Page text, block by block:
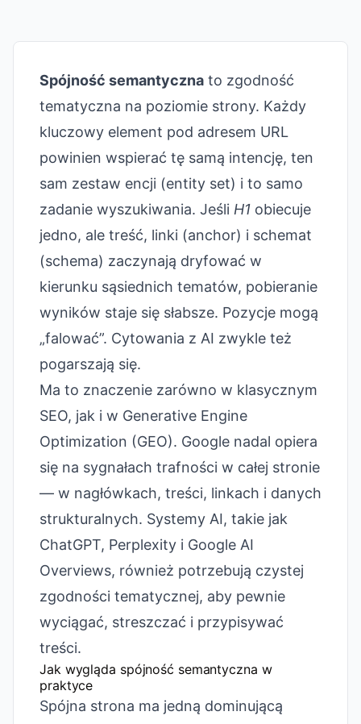
Spójność semantyczna to zgodność
tematyczna na poziomie strony. Każdy
kluczowy element pod adresem URL
powinien wspierać tę samą intencję, ten
sam zestaw encji (entity set) i to samo
zadanie wyszukiwania. Jeśli H1 obiecuje
jedno, ale treść, linki (anchor) i schemat
(schema) zaczynają dryfować w
kierunku sąsiednich tematów, pobieranie
wyników staje się słabsze. Pozycje mogą
„falować”. Cytowania z AI zwykle też
pogarszają się.
Ma to znaczenie zarówno w klasycznym
SEO, jak i w Generative Engine
Optimization (GEO). Google nadal opiera
się na sygnałach trafności w całej stronie
— w nagłówkach, treści, linkach i danych
strukturalnych. Systemy AI, takie jak
ChatGPT, Perplexity i Google AI
Overviews, również potrzebują czystej
zgodności tematycznej, aby pewnie
wyciągać, streszczać i przypisywać
treści.
Jak wygląda spójność semantyczna w
praktyce
Spójna strona ma jedną dominującą